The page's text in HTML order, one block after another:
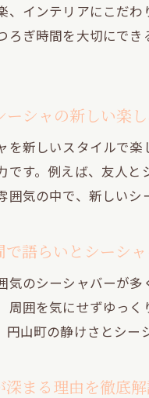
神
、インテリアにこだ
ろぎ時間を大切にで
シャの新しい楽
を新しいスタイルで
です。例えば、友人
囲気の中で、新しい
語らいとシーシ
気のシーシャバーが
周囲を気にせずゆっ
山町の静けさとシー
まる理由を徹底